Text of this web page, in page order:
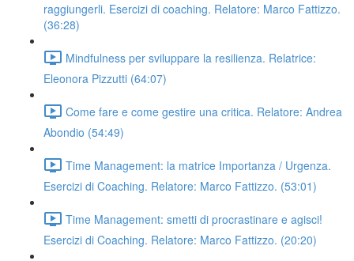
raggiungerli. Esercizi di coaching. Relatore: Marco Fattizzo.
(36:28)
Mindfulness per sviluppare la resilienza. Relatrice:
Eleonora Pizzutti (64:07)
Come fare e come gestire una critica. Relatore: Andrea
Abondio (54:49)
Time Management: la matrice Importanza / Urgenza.
Esercizi di Coaching. Relatore: Marco Fattizzo. (53:01)
Time Management: smetti di procrastinare e agisci!
Esercizi di Coaching. Relatore: Marco Fattizzo. (20:20)